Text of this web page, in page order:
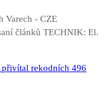
Varech - CZE
článků TECHNIK: El.
přivítal rekodních 496